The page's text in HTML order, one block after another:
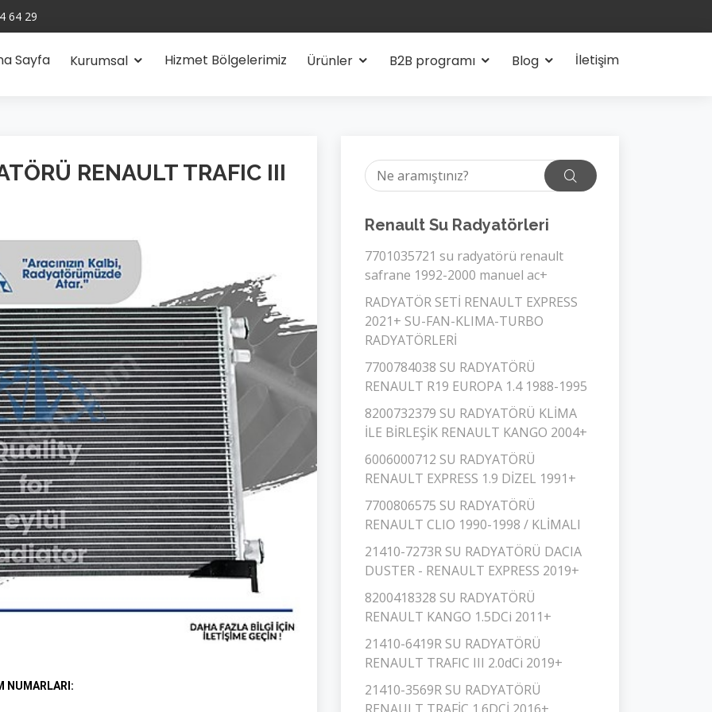
64 29
Sayfa Kurumsal Hizmet Bölgelerimiz Ürünler B2B programı Blog İletişim
RENAULT TRAFIC III
NUMARLARI:
Renault Su Radyatörleri
7701035721 su radyatörü renault
safrane 1992-2000 manuel ac+
RADYATÖR SETİ RENAULT EXPRESS
2021+ SU-FAN-KLIMA-TURBO
RADYATÖRLERİ
7700784038 SU RADYATÖRÜ
RENAULT R19 EUROPA 1.4 1988-1995
8200732379 SU RADYATÖRÜ KLİMA
İLE BİRLEŞİK RENAULT KANGO 2004+
6006000712 SU RADYATÖRÜ
RENAULT EXPRESS 1.9 DİZEL 1991+
7700806575 SU RADYATÖRÜ
RENAULT CLIO 1990-1998 / KLİMALI
21410-7273R SU RADYATÖRÜ DACIA
DUSTER - RENAULT EXPRESS 2019+
8200418328 SU RADYATÖRÜ
RENAULT KANGO 1.5DCi 2011+
21410-6419R SU RADYATÖRÜ
RENAULT TRAFIC III 2.0dCi 2019+
21410-3569R SU RADYATÖRÜ